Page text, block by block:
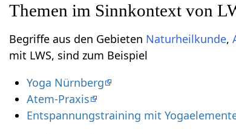
Themen im Sinnkontext von
Begriffe aus den Gebieten Naturheilkunde,
mit LWS, sind zum Beispiel
Yoga Nürnberg
Atem-Praxis
Entspannungstraining mit